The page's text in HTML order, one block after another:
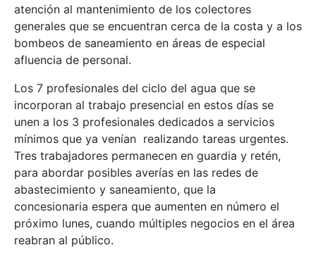
atención al mantenimiento de los colectores
generales que se encuentran cerca de la costa y a los
bombeos de saneamiento en áreas de especial
afluencia de personal.
Los 7 profesionales del ciclo del agua que se
incorporan al trabajo presencial en estos días se
unen a los 3 profesionales dedicados a servicios
mínimos que ya venían realizando tareas urgentes.
Tres trabajadores permanecen en guardia y retén,
para abordar posibles averías en las redes de
abastecimiento y saneamiento, que la
concesionaria espera que aumenten en número el
próximo lunes, cuando múltiples negocios en el área
reabran al público.